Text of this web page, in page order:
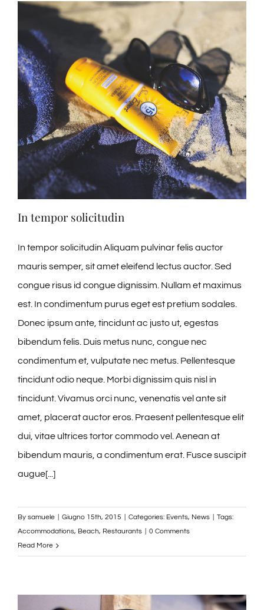
In tempor solicitudin
In tempor solicitudin Aliquam pulvinar felis auctor
mauris semper, sit amet eleifend lectus auctor. Sed
congue risus id congue dignissim. Nullam et maximus
est. In condimentum purus eget est pretium sodales.
Donec ipsum ante, tincidunt ac justo ut, egestas
bibendum felis. Duis metus nunc, congue nec
condimentum et, vulputate nec metus. Pellentesque
tincidunt odio neque. Morbi dignissim quis nisl in
tincidunt. Vivamus orci nunc, venenatis vel ante sit
amet, placerat auctor eros. Praesent pellentesque elit
dui, vitae ultrices tortor commodo vel. Aenean at
bibendum mauris, a condimentum erat. Fusce suscipit
augue[...]
By samuele Giugno 15th, 2015 Categories: Events, News
Tags:
Accommodations, Beach, Restaurants
0 Comments
Read More